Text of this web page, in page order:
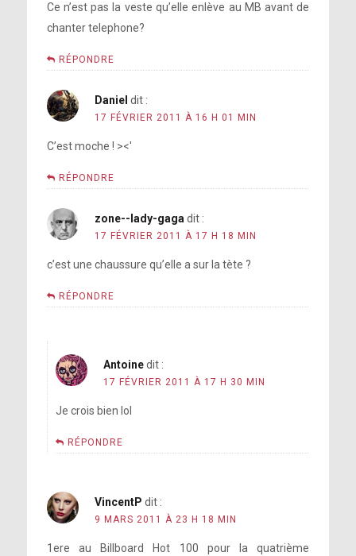
Ce n’est pas la veste qu’elle enlève au MB avant de
chanter telephone?
RÉPONDRE
Daniel dit :
17 FÉVRIER 2011 À 16 H 01 MIN
C’est moche ! ><'
RÉPONDRE
zone--lady-gaga dit :
17 FÉVRIER 2011 À 17 H 18 MIN
c’est une chaussure qu’elle a sur la tète ?
RÉPONDRE
Antoine dit :
17 FÉVRIER 2011 À 17 H 30 MIN
Je crois bien lol
RÉPONDRE
VincentP dit :
9 MARS 2011 À 23 H 18 MIN
1ere au Billboard Hot 100 pour la quatrième